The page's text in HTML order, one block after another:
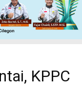
KPPC